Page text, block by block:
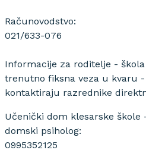
Računovodstvo:
021/633-076
Informacije za roditelje - škola
trenutno fiksna veza u kvaru
kontaktiraju razrednike
Učenički dom klesarske škole
domski psiholog:
0995352125